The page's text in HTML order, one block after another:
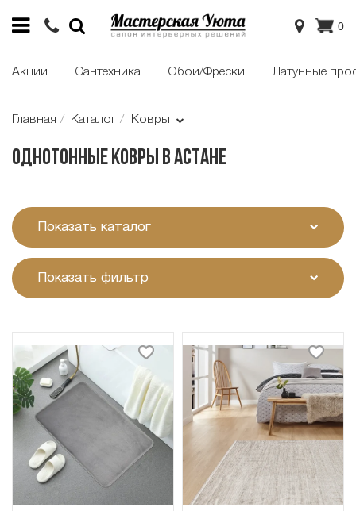
0
Акции Сантехника Обои/Фрески Латунные
Главная Каталог Ковры
Однотонные ковры в Астане
Показать каталог
Показать фильтр